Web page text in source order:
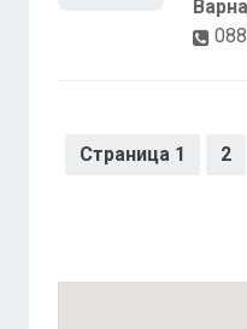
Страница 1 2